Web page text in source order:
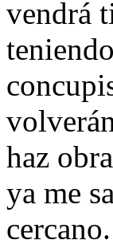
vendrá
haz
ya me